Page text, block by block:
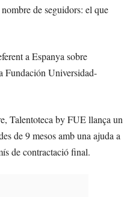
de seguidors: el que
a Espanya sobre
Fundación Universidad-
Talentoteca by FUE llança un
de 9 mesos amb una ajuda a
de contractació final.